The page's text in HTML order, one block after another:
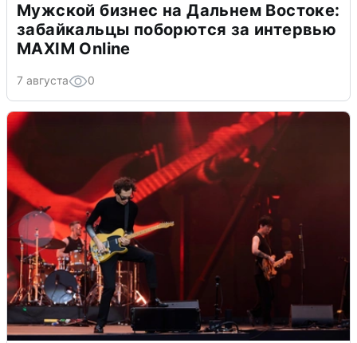
Мужской бизнес на Дальнем Востоке:
забайкальцы поборются за интервью
MAXIM Online
7 августа 0